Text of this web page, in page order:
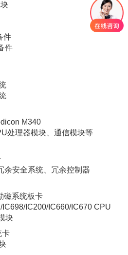
件
件
M340
处理器模块、通信模块等
余安全系统、冗余控制器
磁系统板卡
IC200/IC660/IC670 CPU
块
卡